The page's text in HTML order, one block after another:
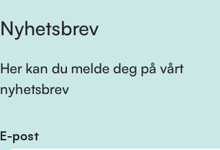
Nyhetsbrev
Her kan du melde deg på vårt
nyhetsbrev
E-post